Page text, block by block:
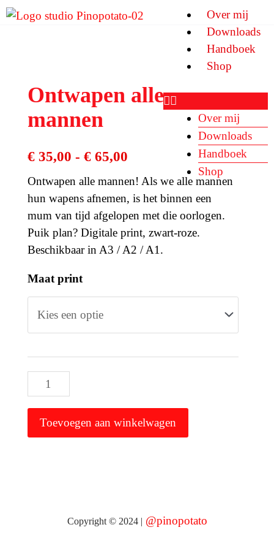
Ga
Over mij
Downloads
Handboek
Shop
Over mij
Downloads
Handboek
Shop
Ontwapen alle
mannen
€35,00 - €65,00Prijsklasse:
€ 35,00
tot
€ 65,00
Ontwapen alle mannen! Als we alle mannen
hun wapens afnemen, is het binnen een
mum van tijd afgelopen met die oorlogen.
Puik plan? Digitale print, zwart-roze.
Beschikbaar in A3 / A2 / A1.
Maat print
Ontwapen
mannen
Toevoegen aan winkelwagen
Copyright © 2024 | @pinopotato